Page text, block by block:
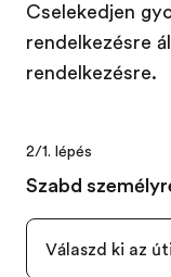
Cselekedjen
rendelkezésre
rendelkezésre.
2/1. lépés
Szabd
Válaszd ki az